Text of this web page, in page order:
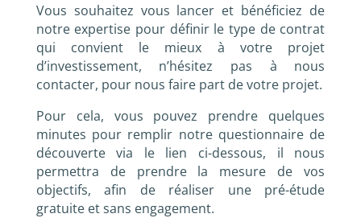
Vous souhaitez vous lancer et bénéficiez de
notre expertise pour définir le type de contrat
qui convient le mieux à votre projet
d’investissement, n’hésitez pas à nous
contacter, pour nous faire part de votre projet.
Pour cela, vous pouvez prendre quelques
minutes pour remplir notre questionnaire de
découverte via le lien ci-dessous, il nous
permettra de prendre la mesure de vos
objectifs, afin de réaliser une pré-étude
gratuite et sans engagement.